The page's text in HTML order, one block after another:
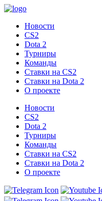
Новости
CS2
Dota 2
Турниры
Команды
Ставки на CS2
Ставки на Dota 2
О проекте
Новости
CS2
Dota 2
Турниры
Команды
Ставки на CS2
Ставки на Dota 2
О проекте